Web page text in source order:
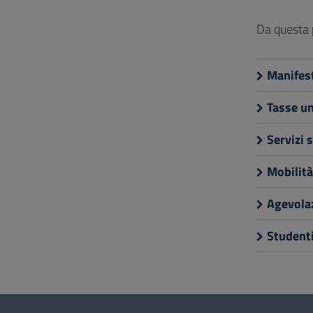
Da
Tasse
Servizi
Questionnaire